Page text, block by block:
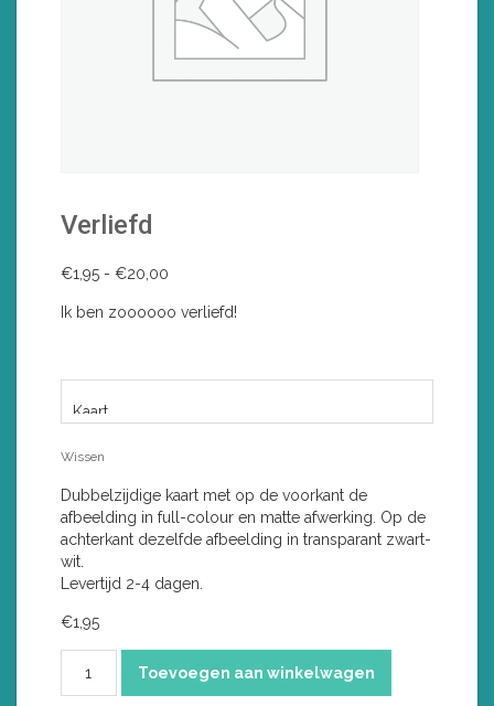
Verliefd
€1,95 - €20,00
tot
Ik ben zoooooo verliefd!
Wissen
Dubbelzijdige kaart met op de voorkant de
afbeelding in full-colour en matte afwerking. Op de
achterkant dezelfde afbeelding in transparant zwart-
wit.
Levertijd 2-4 dagen.
€1,95
aantal
Toevoegen aan winkelwagen